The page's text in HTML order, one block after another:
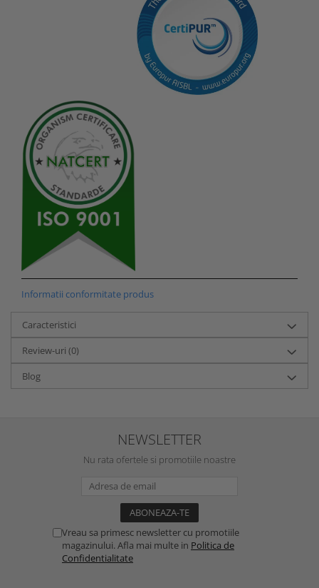
Informatii conformitate produs
Caracteristici
Review-uri (0)
Blog
NEWSLETTER
Nu rata ofertele si promotiile noastre
Vreau sa primesc newsletter cu promotiile
magazinului. Afla mai multe in Politica de
Confidentialitate